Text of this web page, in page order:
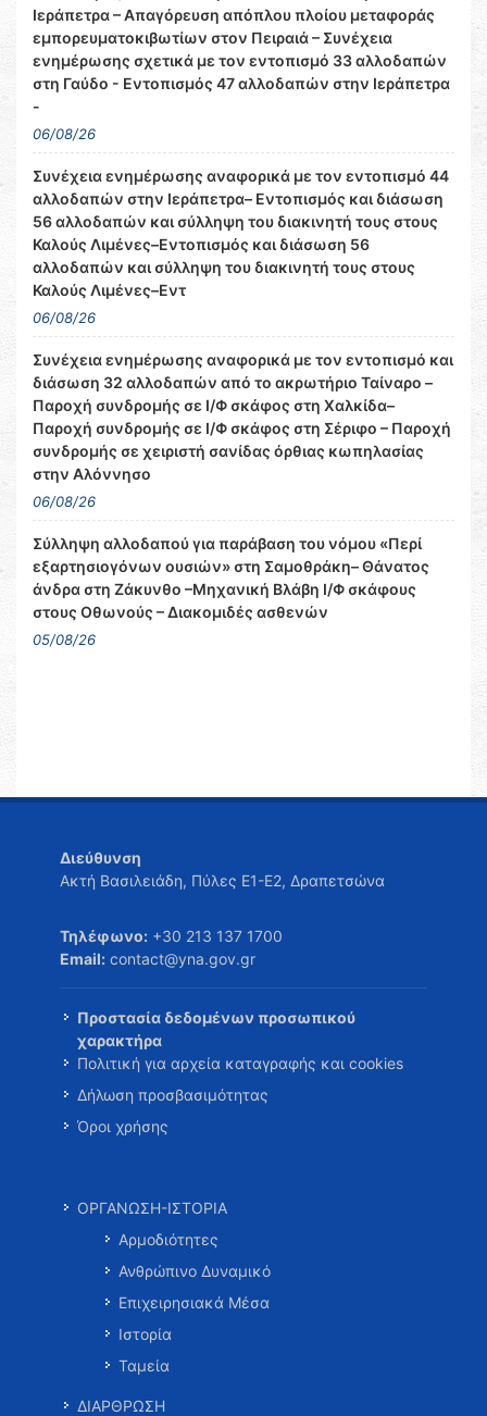
Ιεράπετρα – Απαγόρευση απόπλου πλοίου μεταφοράς
εμπορευματοκιβωτίων στον Πειραιά – Συνέχεια
ενημέρωσης σχετικά με τον εντοπισμό 33 αλλοδαπών
στη Γαύδο - Εντοπισμός 47 αλλοδαπών στην Ιεράπετρα
-
06/08/26
Συνέχεια ενημέρωσης αναφορικά με τον εντοπισμό 44
αλλοδαπών στην Ιεράπετρα– Εντοπισμός και διάσωση
56 αλλοδαπών και σύλληψη του διακινητή τους στους
Καλούς Λιμένες–Εντοπισμός και διάσωση 56
αλλοδαπών και σύλληψη του διακινητή τους στους
Καλούς Λιμένες–Εντ
06/08/26
Συνέχεια ενημέρωσης αναφορικά με τον εντοπισμό και
διάσωση 32 αλλοδαπών από το ακρωτήριο Ταίναρο –
Παροχή συνδρομής σε Ι/Φ σκάφος στη Χαλκίδα–
Παροχή συνδρομής σε Ι/Φ σκάφος στη Σέριφο – Παροχή
συνδρομής σε χειριστή σανίδας όρθιας κωπηλασίας
στην Αλόννησο
06/08/26
Σύλληψη αλλοδαπού για παράβαση του νόμου «Περί
εξαρτησιογόνων ουσιών» στη Σαμοθράκη– Θάνατος
άνδρα στη Ζάκυνθο –Μηχανική Βλάβη Ι/Φ σκάφους
στους Οθωνούς – Διακομιδές ασθενών
05/08/26
Διεύθυνση
Ακτή Βασιλειάδη, Πύλες Ε1-Ε2, Δραπετσώνα
Τηλέφωνο: +30 213 137 1700
Email: contact@yna.gov.gr
Προστασία δεδομένων προσωπικού
χαρακτήρα
Πολιτική για αρχεία καταγραφής και cookies
Δήλωση προσβασιμότητας
Όροι χρήσης
ΟΡΓΑΝΩΣΗ-ΙΣΤΟΡΙΑ
Αρμοδιότητες
Ανθρώπινο Δυναμικό
Επιχειρησιακά Μέσα
Ιστορία
Ταμεία
ΔΙΑΡΘΡΩΣΗ